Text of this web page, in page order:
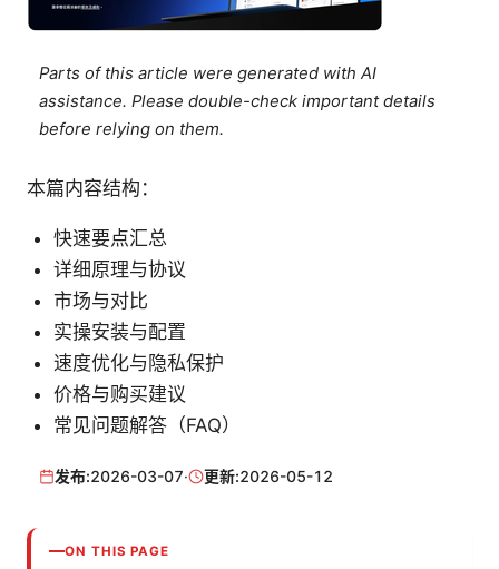
Parts of this article were generated with AI
assistance. Please double-check important details
before relying on them.
本篇内容结构：
快速要点汇总
详细原理与协议
市场与对比
实操安装与配置
速度优化与隐私保护
价格与购买建议
常见问题解答（FAQ）
发布:2026-03-07· 更新:2026-05-12
ON THIS PAGE